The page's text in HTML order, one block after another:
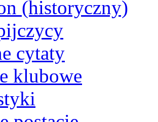
(historyczny)
cytaty
klubowe